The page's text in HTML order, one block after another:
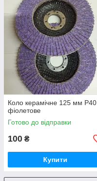
Коло керамічне 125 мм Р40
фіолетове
Готово до відправки
100 ₴
Купити